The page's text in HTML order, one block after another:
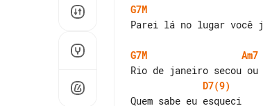
G7M
Parei lá no lugar você
G7M
Am7
D7(9)